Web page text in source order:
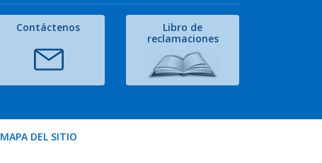
Contáctenos
Libro de
reclamaciones
MAPA DEL SITIO